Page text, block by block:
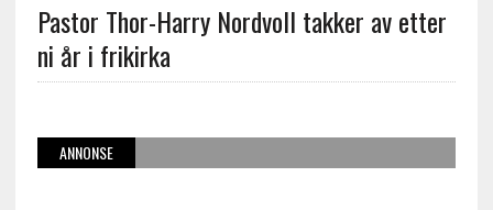
Pastor Thor-Harry Nordvoll takker av etter
ni år i frikirka
ANNONSE